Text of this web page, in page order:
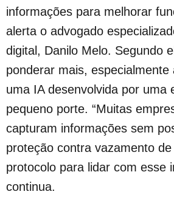
informações para melhorar
alerta o advogado
digital, Danilo Melo. Segundo
ponderar mais, especialmente
uma IA desenvolvida por uma
pequeno porte. “Muitas
capturam informações sem
proteção contra vazamento
protocolo para lidar com esse
continua.